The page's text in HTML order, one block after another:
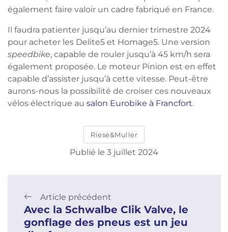
également faire valoir un cadre fabriqué en France.
Il faudra patienter jusqu’au dernier trimestre 2024
pour acheter les Delite5 et Homage5. Une version
speedbike, capable de rouler jusqu’à 45 km/h sera
également proposée. Le moteur Pinion est en effet
capable d’assister jusqu’à cette vitesse. Peut-être
aurons-nous la possibilité de croiser ces nouveaux
vélos électrique au salon Eurobike à Francfort.
Riese&Muller
Publié le 3 juillet 2024
Article précédent
Avec la Schwalbe Clik Valve, le
gonflage des pneus est un jeu